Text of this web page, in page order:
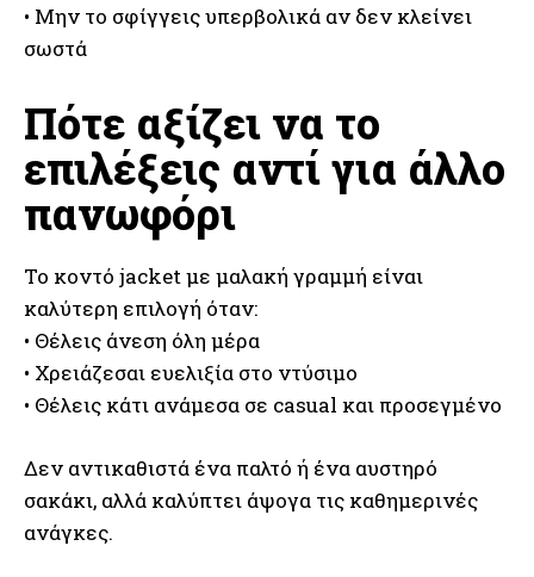
• Μην το σφίγγεις υπερβολικά αν δεν κλείνει
σωστά
Πότε αξίζει να το
επιλέξεις αντί για άλλο
πανωφόρι
Το κοντό jacket με μαλακή γραμμή είναι
καλύτερη επιλογή όταν:
• Θέλεις άνεση όλη μέρα
• Χρειάζεσαι ευελιξία στο ντύσιμο
• Θέλεις κάτι ανάμεσα σε casual και προσεγμένο
Δεν αντικαθιστά ένα παλτό ή ένα αυστηρό
σακάκι, αλλά καλύπτει άψογα τις καθημερινές
ανάγκες.